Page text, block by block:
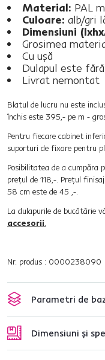
Material: PAL
Culoare: alb/gri
Dimensiuni
Grosimea
Cu uşă
Dulapul este
Livrat nemontat
Blatul de lucru nu este
închis este 395,- pe m -
Pentru fiecare cabinet
suporturi de fixare pentru
Posibilitatea de a cumpăra
preţul de 118,-. Preţul
58 cm este de 45 ,-.
La dulapurile de bucătărie
accesorii.
Nr. produs : 0000238090
Parametri de
Dimensiuni și